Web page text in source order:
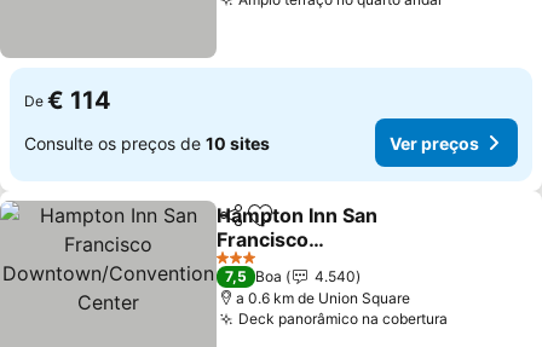
De € 114
Consulte os preços de 10 sites Ver preços
PartilharAdicionar aos favoritos
Hampton Inn San
Francisco
Downtown/Convention
Center
Ver preços
3 Estrelas
7,5 Boa
4.540
a 0.6 km de Union Square
Deck panorâmico na cobertura